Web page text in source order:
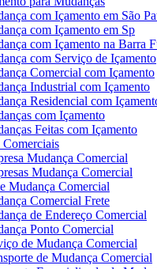
com Içamento em São
com Içamento em Sp
com Içamento na Barra
com Serviço de Içamento
Comercial com Içamento
Industrial com Içamento
Residencial com
com Içamento
Feitas com Içamento
Comerciais
Mudança Comercial
Mudança Comercial
Mudança Comercial
Comercial Frete
de Endereço Comercial
Ponto Comercial
de Mudança Comercial
de Mudança Comercial